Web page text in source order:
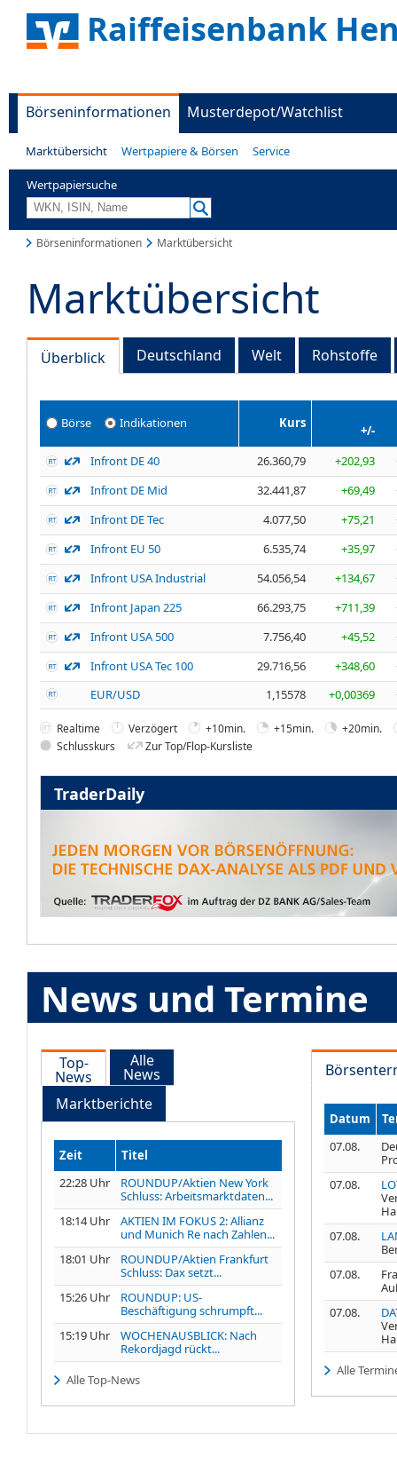
Raiffeisenbank
Börseninformationen Musterdepot/Watchlist
Marktübersicht Wertpapiere & Börsen Service
Wertpapiersuche
Börseninformationen Marktübersicht
Marktübersicht
Überblick Deutschland Welt Rohstoffe
Börse Indikationen Kurs
+/-
Infront DE 40
26.360,79 +202,93
Infront DE Mid
32.441,87 +69,49
Infront DE Tec
4.077,50 +75,21
Infront EU 50
6.535,74 +35,97
Infront USA Industrial
54.056,54 +134,67
Infront Japan 225
66.293,75 +711,39
Infront USA 500
7.756,40 +45,52
Infront USA Tec 100
29.716,56 +348,60
EUR/USD
1,15578 +0,00369
Realtime Verzögert +10min. +15min.
+20min.
Schlusskurs
Zur Top/Flop-Kursliste
TraderDaily
News und Termine
Top-
News
Alle
News
Marktberichte
Zeit
Titel
22:28 Uhr
ROUNDUP/Aktien New York
Schluss: Arbeitsmarktdaten...
18:14 Uhr
AKTIEN IM FOKUS 2: Allianz
und Munich Re nach Zahlen...
18:01 Uhr
ROUNDUP/Aktien Frankfurt
Schluss: Dax setzt...
15:26 Uhr
ROUNDUP: US-
Beschäftigung schrumpft...
15:19 Uhr
WOCHENAUSBLICK: Nach
Rekordjagd rückt...
Alle Top-News
Datum
07.08.
07.08.
07.08.
07.08.
07.08.
Alle